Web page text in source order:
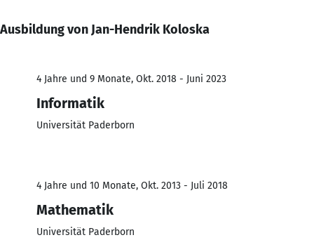
Ausbildung von Jan-Hendrik Koloska
4 Jahre und 9 Monate, Okt. 2018 - Juni 2023
Informatik
Universität Paderborn
4 Jahre und 10 Monate, Okt. 2013 - Juli 2018
Mathematik
Universität Paderborn